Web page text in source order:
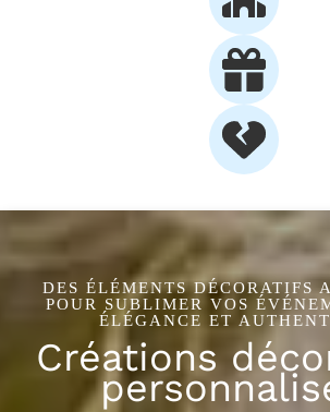
DES ÉLÉMENTS DÉCORATIFS
POUR SUBLIMER VOS
ÉLÉGANCE ET
Créations